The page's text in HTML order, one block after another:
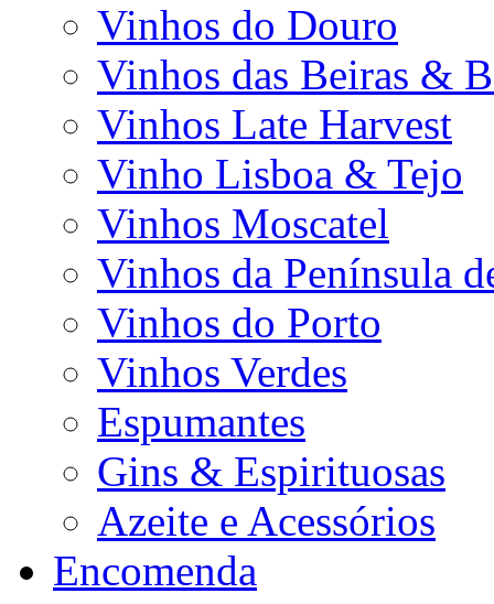
Vinhos do Douro
Vinhos das Beiras &
Vinhos Late Harvest
Vinho Lisboa & Tejo
Vinhos Moscatel
Vinhos da Península
Vinhos do Porto
Vinhos Verdes
Espumantes
Gins & Espirituosas
Azeite e Acessórios
Encomenda